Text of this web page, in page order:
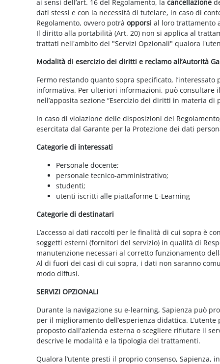
ai sensi dell’art. 16 del Regolamento, lacancellazione
dati stessi e con la necessità di tutelare, in caso di
Regolamento, ovvero potràopporsi al loro trattamento
Il diritto alla portabilità (Art. 20) non si applica al
trattati nell'ambito dei "Servizi Opzionali" qualora
Modalità di esercizio dei diritti e reclamo all’Autorità
Fermo restando quanto sopra specificato,
informativa. Per ulteriori informazioni, può consultare
nell’apposita sezione “Esercizio dei diritti in materia di
In caso di violazione delle disposizioni del
esercitata dal Garante per la Protezione dei dati
Categorie di interessati
Personale docente;
personale tecnico-amministrativo;
studenti;
utenti iscritti alle piattaforme E-Learning
Categorie di destinatari
L’accesso ai dati raccolti per le finalità di cui sopra è
soggetti esterni (fornitori del servizio) in qualità di
manutenzione necessari al corretto funzionamento
Al di fuori dei casi di cui sopra, i dati non saranno
modo diffusi.
SERVIZI OPZIONALI
Durante la navigazione su e-learning, Sapienza può
per il miglioramento dell’esperienza didattica.
proposto dall'azienda esterna o scegliere rifiutare il
descrive le modalità e la tipologia dei trattamenti.
Qualora l’utente presti il proprio consenso,